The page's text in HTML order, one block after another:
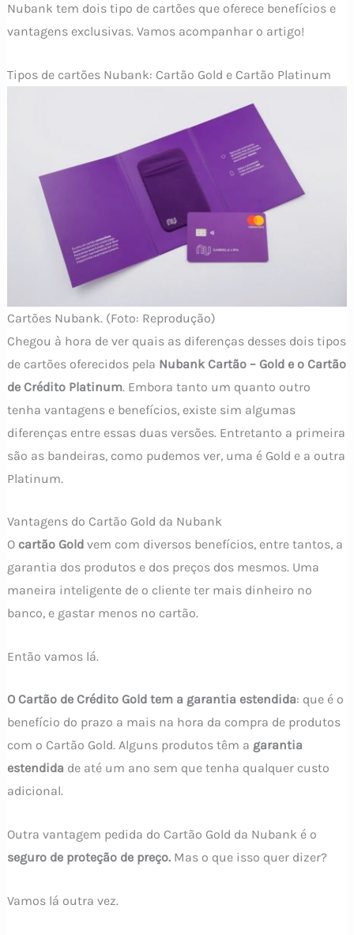
Nubank tem dois tipo de cartões que oferece benefícios e
vantagens exclusivas. Vamos acompanhar o artigo!
Tipos de cartões Nubank: Cartão Gold e Cartão Platinum
Cartões Nubank. (Foto: Reprodução)
Chegou à hora de ver quais as diferenças desses dois tipos
de cartões oferecidos pela Nubank Cartão – Gold e o Cartão
de Crédito Platinum. Embora tanto um quanto outro
tenha vantagens e benefícios, existe sim algumas
diferenças entre essas duas versões. Entretanto a primeira
são as bandeiras, como pudemos ver, uma é Gold e a outra
Platinum.
Vantagens do Cartão Gold da Nubank
O cartão Gold vem com diversos benefícios, entre tantos, a
garantia dos produtos e dos preços dos mesmos. Uma
maneira inteligente de o cliente ter mais dinheiro no
banco, e gastar menos no cartão.
Então vamos lá.
O Cartão de Crédito Gold tem a garantia estendida: que é o
benefício do prazo a mais na hora da compra de produtos
com o Cartão Gold. Alguns produtos têm a garantia
estendida de até um ano sem que tenha qualquer custo
adicional.
Outra vantagem pedida do Cartão Gold da Nubank é o
seguro de proteção de preço.Mas o que isso quer dizer?
Vamos lá outra vez.